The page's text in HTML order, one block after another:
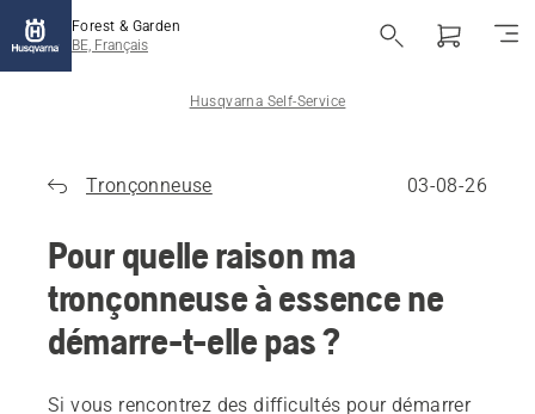
Forest & Garden
BE, Français
Husqvarna Self-Service
Tronçonneuse 03-08-26
Pour quelle raison ma
tronçonneuse à essence ne
démarre-t-elle pas ?
Si vous rencontrez des difficultés pour démarrer